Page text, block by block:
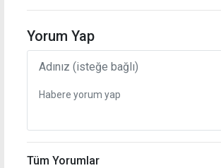
Yorum Yap
Tüm Yorumlar